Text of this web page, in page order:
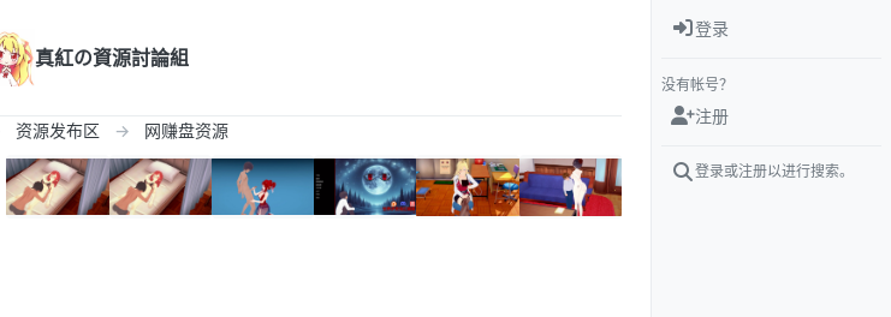
真紅の資源討論組
资源发布区 网赚盘资源
登录
没有帐号？
注册
登录或注册以进行搜索。